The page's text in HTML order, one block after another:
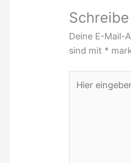
Deine E-Mail-
sind mit *
eingeben…